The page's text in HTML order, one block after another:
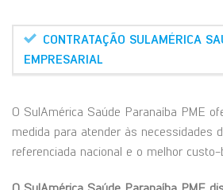
CONTRATAÇÃO SULAMÉRICA
EMPRESARIAL
O SulAmérica Saúde Paranaíba PME
medida para atender às necessidades
referenciada nacional e o melhor